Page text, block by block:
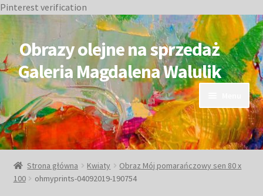
Pinterest verification
do
nawigacji
do
treści
Obrazy olejne na sprzedaż
Galeria Magdalena Walulik
OBRAZY DOSTĘPNE
Duże obrazy
Strona główna Kwiaty
Obraz Mój pomarańczowy sen 80 x
100
ohmyprints-04092019-190754